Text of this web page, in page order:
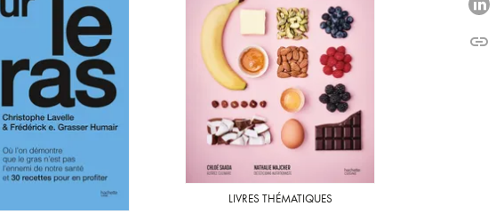
LIVRES THÉMATIQUES
link